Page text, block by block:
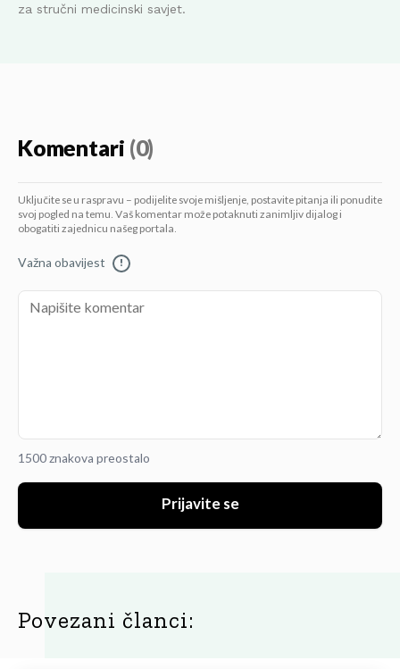
za stručni medicinski savjet.
Komentari (0)
Uključite se u raspravu – podijelite svoje mišljenje, postavite pitanja ili ponudite
svoj pogled na temu. Vaš komentar može potaknuti zanimljiv dijalog i
obogatiti zajednicu našeg portala.
Važna obavijest !
1500 znakova preostalo
Prijavite se
Povezani članci: